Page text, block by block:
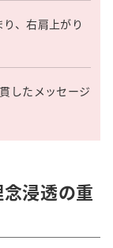
、右肩上がり
したメッセージ
浸透の重